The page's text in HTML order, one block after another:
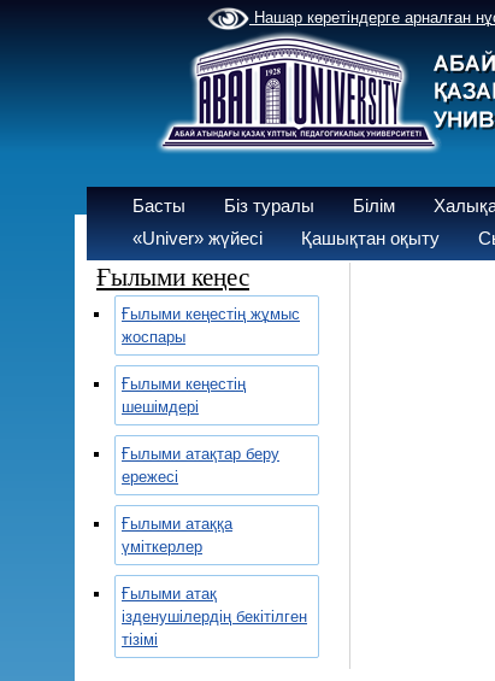
Нашар көретіндерге арналған
Басты Біз туралы Білім
«Univer» жүйесі
Қашықтан оқыту
Ғылыми кеңес
Ғылыми кеңестің жұмыс
жоспары
Ғылыми кеңестің
шешімдері
Ғылыми атақтар беру
ережесі
Ғылыми атаққа
үміткерлер
Ғылыми атақ
ізденушілердің бекітілген
тізімі